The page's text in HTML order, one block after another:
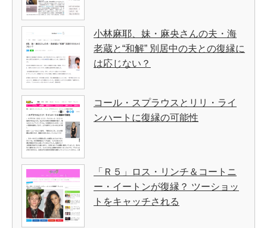
小林麻耶、妹・麻央さんの夫・海
老蔵と“和解” 別居中の夫との復縁に
は応じない？
コール・スプラウスとリリ・ライ
ンハートに復縁の可能性
「Ｒ５」ロス・リンチ＆コートニ
ー・イートンが復縁？ ツーショッ
トをキャッチされる